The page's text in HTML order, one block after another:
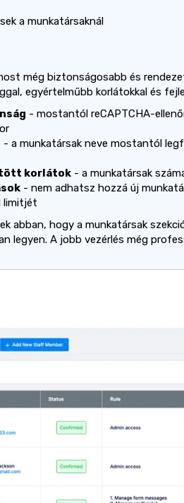
a munkatársaknál
még biztonságosabb és
egyértelműbb korlátokkal és
- mostantól reCAPTCHA-
- a munkatársak neve mostantól
korlátok - a munkatársak
- nem adhatsz hozzá új
limitjét
abban, hogy a munkatársak
legyen. A jobb vezérlés még